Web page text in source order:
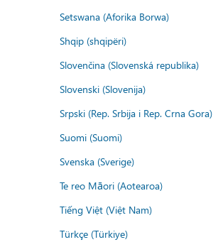
Setswana (Aforika Borwa)
Shqip (shqipëri)
Slovenčina (Slovenská republika)
Slovenski (Slovenija)
Srpski (Rep. Srbija i Rep. Crna Gora)
Suomi (Suomi)
Svenska (Sverige)
Te reo Māori (Aotearoa)
Tiếng Việt (Việt Nam)
Türkçe (Türkiye)